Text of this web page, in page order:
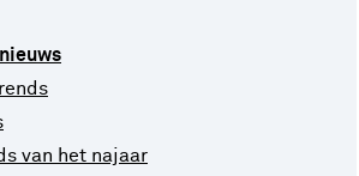
van het najaar